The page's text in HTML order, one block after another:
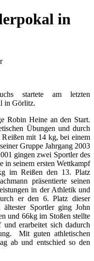
in
startete am letzten
in Görlitz.
Robin Heine an den Start.
Übungen und durch
mit 14 kg, bei einem
Gruppe Jahrgang 2003
gingen zwei Sportler des
in seinem ersten Wettkampf
im Reißen den 13. Platz
präsentierte seinen
in der Athletik und
er den 6. Platz dieser
Sportler ging John
und 66kg im Stoßen stellte
und erarbeitet sich dadurch
Mit guten athletischen
ab und entschied so den